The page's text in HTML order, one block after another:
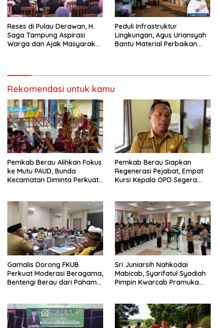
Reses di Pulau Derawan, H.
Saga Tampung Aspirasi
Warga dan Ajak Masyarakat
Peduli Infrastruktur
Lingkungan, Agus Uriansyah
Bantu Material Perbaikan
Rekomendasi untuk kamu
Pemkab Berau Alihkan Fokus
ke Mutu PAUD, Bunda
Kecamatan Diminta Perkuat
Pemkab Berau Siapkan
Regenerasi Pejabat, Empat
Kursi Kepala OPD Segera
Gamalis Dorong FKUB
Perkuat Moderasi Beragama,
Bentengi Berau dari Paham
Sri Juniarsih Nahkodai
Mabicab, Syarifatul Syadiah
Pimpin Kwarcab Pramuka